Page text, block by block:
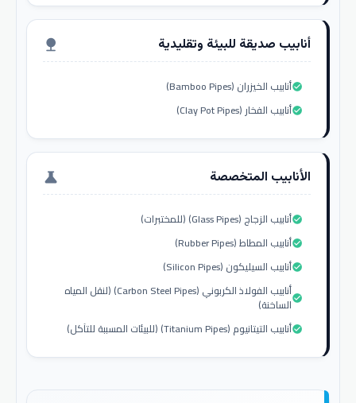
أنابيب صديقة للبيئة وتقليدية nature
أنابيب الخيزران (Bamboo Pipes)check_circle
أنابيب الفخار (Clay Pot Pipes)check_circle
الأنابيب المتخصصة science
أنابيب الزجاج (Glass Pipes) (للمختبرات)check_circle
أنابيب المطاط (Rubber Pipes)check_circle
أنابيب السيليكون (Silicon Pipes)check_circle
أنابيب الفولاذ الكربوني (Carbon Steel Pipes) (لنقل المياه
الساخنة)check_circle
أنابيب التيتانيوم (Titanium Pipes) (للبيئات المسببة للتآكل)check_circle